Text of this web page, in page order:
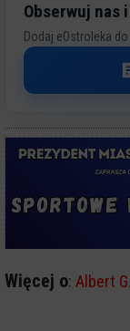
Obserwuj nas
Dodaj eOstroleka
Więcej o: Albert G.